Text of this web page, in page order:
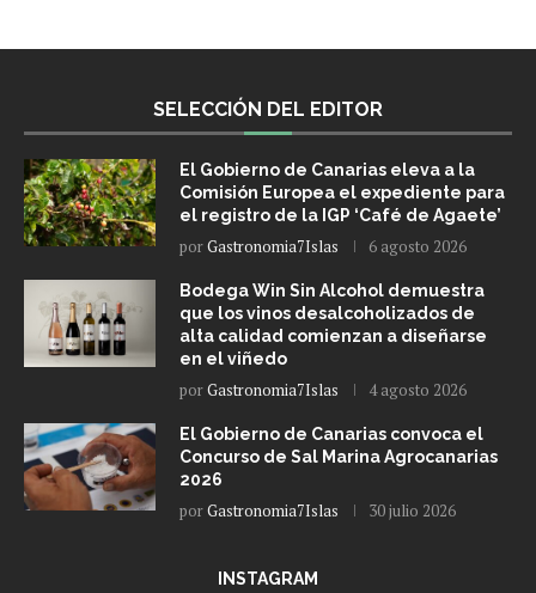
SELECCIÓN DEL EDITOR
El Gobierno de Canarias eleva a la
Comisión Europea el expediente para
el registro de la IGP ‘Café de Agaete’
porGastronomia7Islas 6 agosto 2026
Bodega Win Sin Alcohol demuestra
que los vinos desalcoholizados de
alta calidad comienzan a diseñarse
en el viñedo
porGastronomia7Islas 4 agosto 2026
El Gobierno de Canarias convoca el
Concurso de Sal Marina Agrocanarias
2026
porGastronomia7Islas 30 julio 2026
INSTAGRAM